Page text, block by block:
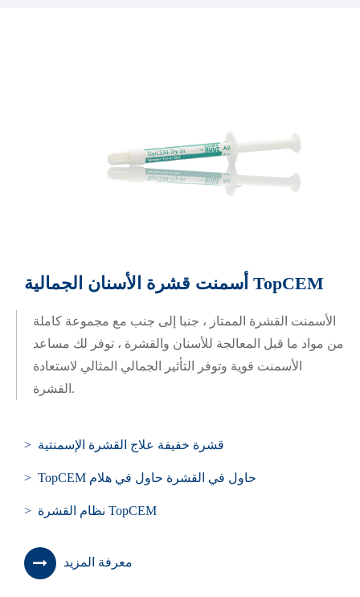
أسمنت قشرة الأسنان الجمالية TopCEM
الأسمنت القشرة الممتاز ، جنبا إلى جنب مع مجموعة كاملة
من مواد ما قبل المعالجة للأسنان والقشرة ، توفر لك مساعد
الأسمنت قوية وتوفر التأثير الجمالي المثالي لاستعادة
القشرة.
> قشرة خفيفة علاج القشرة الإسمنتية
> TopCEM حاول في القشرة حاول في هلام
> نظام القشرة TopCEM
معرفة المزيد